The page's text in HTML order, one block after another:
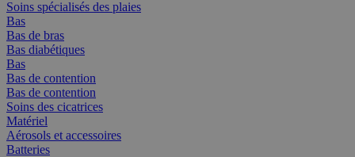
Soins spécialisés des plaies
Bas
Bas de bras
Bas diabétiques
Bas
Bas de contention
Bas de contention
Soins des cicatrices
Matériel
Aérosols et accessoires
Batteries